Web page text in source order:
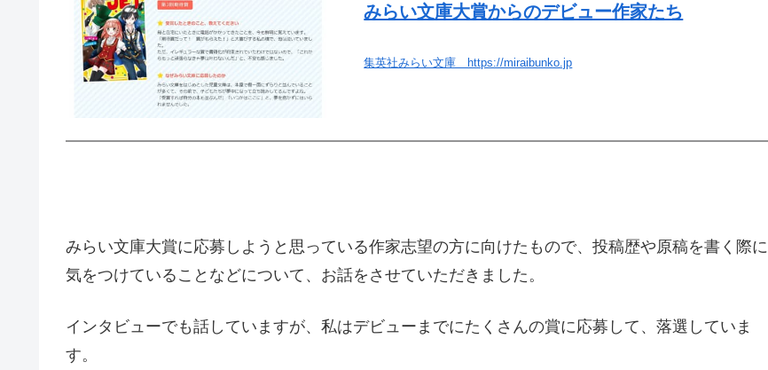
みらい文庫大賞からのデビュー作家たち
集英社みらい文庫 https://miraibunko.jp
みらい文庫大賞に応募しようと思っている作家志望の方に向けたもので、投稿歴や原稿を書く際に
気をつけていることなどについて、お話をさせていただきました。
インタビューでも話していますが、私はデビューまでにたくさんの賞に応募して、落選していま
す。